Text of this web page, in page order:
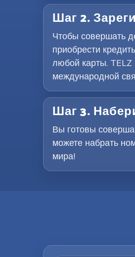
Шаг 2.
Чтобы совершать
приобрести
любой карты. TELZ
международной
Шаг 3.
Вы готовы
можете набрать
мира!